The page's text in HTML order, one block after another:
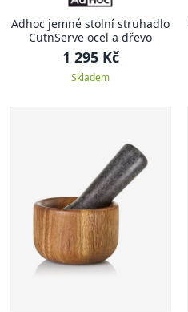
Adhoc jemné stolní struhadlo
CutnServe ocel a dřevo
1 295 Kč
Skladem